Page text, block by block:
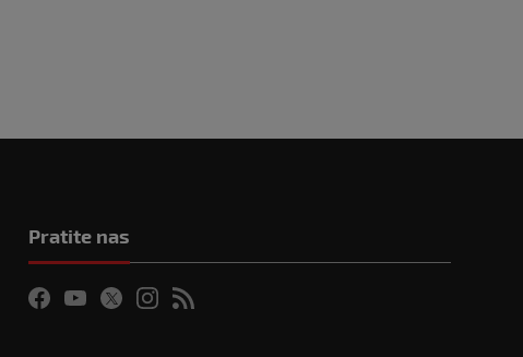
Pratite nas